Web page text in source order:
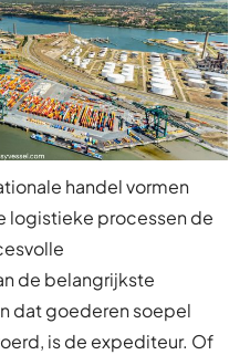
handel vormen
logistieke processen de
de belangrijkste
dat goederen soepel
is de expediteur. Of